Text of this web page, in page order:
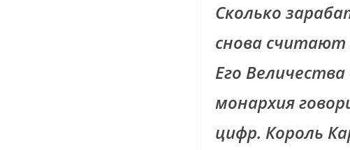
Сколько
снова считают
Его
монархия
цифр. Король